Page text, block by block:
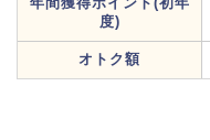
度)
オトク額